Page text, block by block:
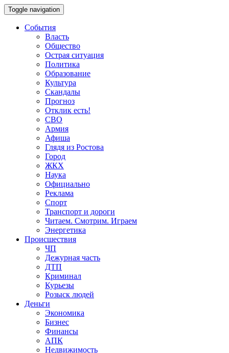
Toggle navigation
События
Власть
Общество
Острая ситуация
Политика
Образование
Культура
Скандалы
Прогноз
Отклик есть!
СВО
Армия
Афиша
Глядя из Ростова
Город
ЖКХ
Наука
Официально
Реклама
Спорт
Транспорт и дороги
Читаем. Смотрим. Играем
Энергетика
Происшествия
ЧП
Дежурная часть
ДТП
Криминал
Курьезы
Розыск людей
Деньги
Экономика
Бизнес
Финансы
АПК
Недвижимость